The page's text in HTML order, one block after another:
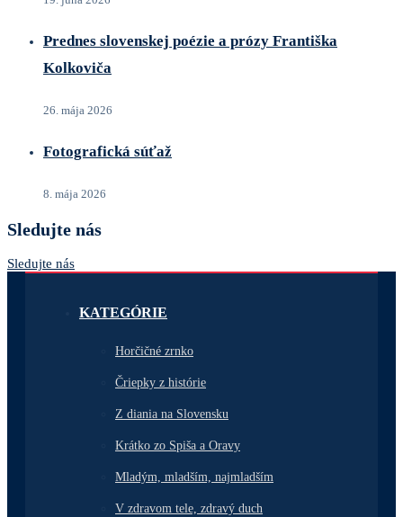
Prednes slovenskej poézie a prózy Františka
Kolkoviča
26. mája 2026
Fotografická súťaž
8. mája 2026
Sledujte nás
Sledujte nás
KATEGÓRIE
Horčičné zrnko
Čriepky z histórie
Z diania na Slovensku
Krátko zo Spiša a Oravy
Mladým, mladším, najmladším
V zdravom tele, zdravý duch